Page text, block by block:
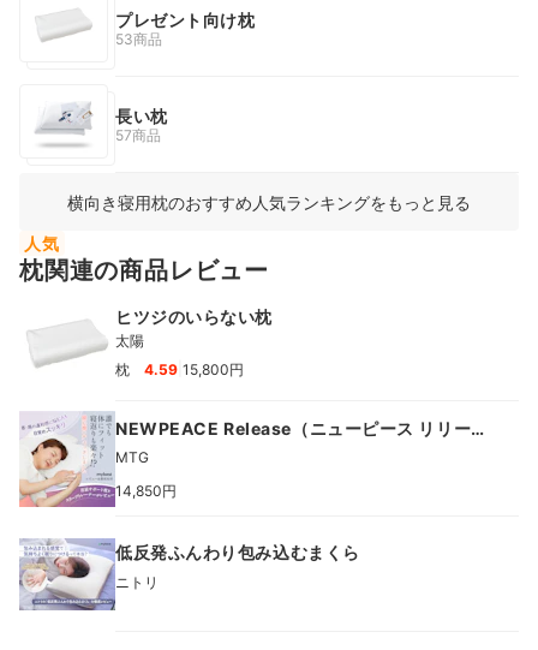
プレゼント向け枕
53商品
長い枕
57商品
横向き寝用枕のおすすめ人気ランキングをもっと見る
人気
枕関連の商品レビュー
ヒツジのいらない枕
太陽
枕
4.59 15,800円
NEWPEACE Release（ニューピース リリー
ス）
MTG
14,850円
低反発ふんわり包み込むまくら
ニトリ